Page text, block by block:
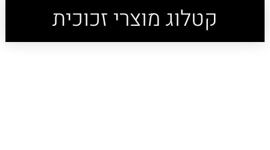
קטלוג מוצרי זכוכית